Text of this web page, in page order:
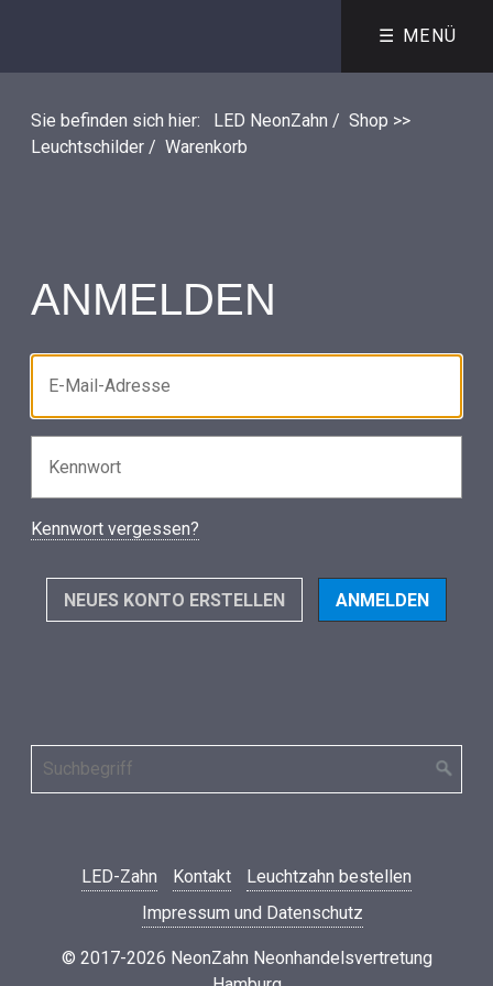
☰ MENÜ
Sie befinden sich hier: LED NeonZahn / Shop >>
Leuchtschilder / Warenkorb
ANMELDEN
Kennwort vergessen?
NEUES KONTO ERSTELLEN
LED-Zahn Kontakt
Leuchtzahn bestellen
Impressum und Datenschutz
© 2017-2026 NeonZahn Neonhandelsvertretung